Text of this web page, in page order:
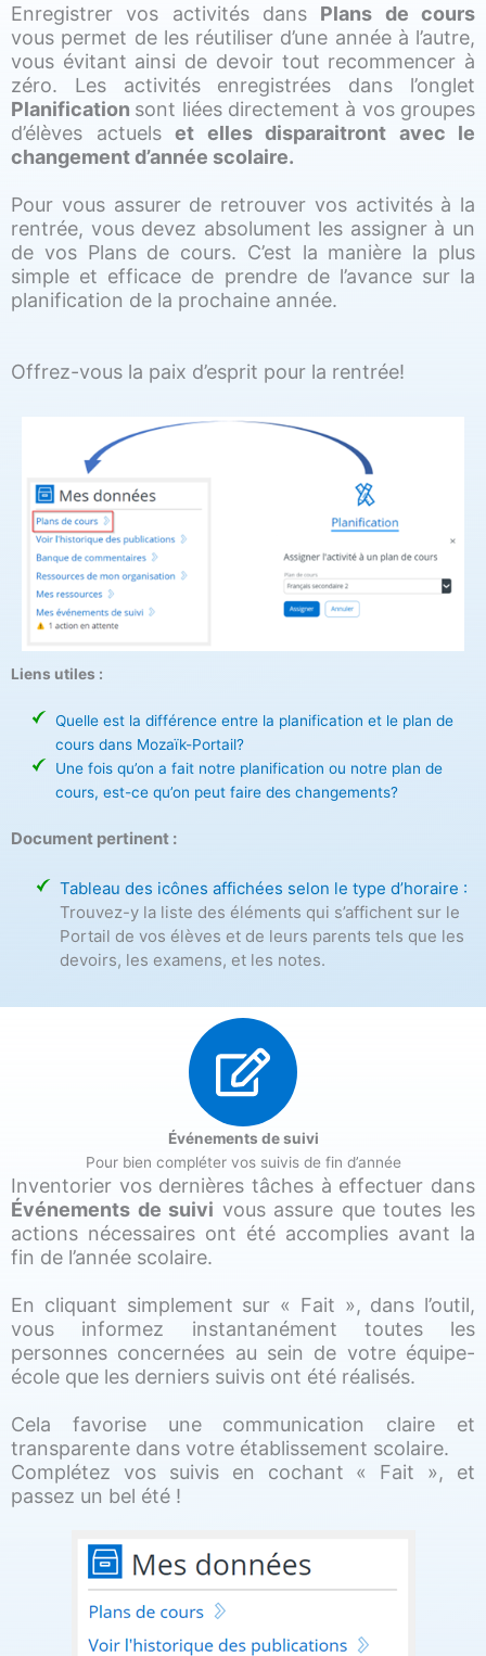
Enregistrer vos activités dans Plans de cours
vous permet de les réutiliser d’une année à l’autre,
vous évitant ainsi de devoir tout recommencer à
zéro. Les activités enregistrées dans l’onglet
Planification sont liées directement à vos groupes
d’élèves actuels et elles disparaitront avec le
changement d’année scolaire.
Pour vous assurer de retrouver vos activités à la
rentrée, vous devez absolument les assigner à un
de vos Plans de cours. C’est la manière la plus
simple et efficace de prendre de l’avance sur la
planification de la prochaine année.
Offrez-vous la paix d’esprit pour la rentrée!
Liens utiles :
Quelle est la différence entre la planification et le plan de
cours dans Mozaïk-Portail?
Une fois qu’on a fait notre planification ou notre plan de
cours, est-ce qu’on peut faire des changements?
Document pertinent :
Tableau des icônes affichées selon le type d’horaire :
Trouvez-y la liste des éléments qui s’affichent sur le
Portail de vos élèves et de leurs parents tels que les
devoirs, les examens, et les notes.
Événements de suivi
Pour bien compléter vos suivis de fin d’année
Inventorier vos dernières tâches à effectuer dans
Événements de suivi vous assure que toutes les
actions nécessaires ont été accomplies avant la
fin de l’année scolaire.
En cliquant simplement sur « Fait », dans l’outil,
vous informez instantanément toutes les
personnes concernées au sein de votre équipe-
école que les derniers suivis ont été réalisés.
Cela favorise une communication claire et
transparente dans votre établissement scolaire.
Complétez vos suivis en cochant « Fait », et
passez un bel été !